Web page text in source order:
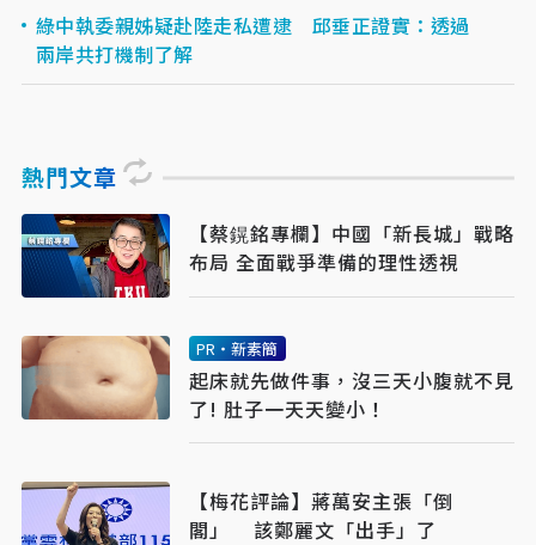
綠中執委親姊疑赴陸走私遭逮 邱垂正證實：透過
兩岸共打機制了解
熱門文章
【​​​​​​​蔡鎤銘專欄】中國「新長城」戰略
布局 全面戰爭準備的理性透視
PR・新素簡
起床就先做件事，沒三天小腹就不見
了! 肚子一天天變小！
【梅花評論】蔣萬安主張「倒
閣」 該鄭麗文「出手」了